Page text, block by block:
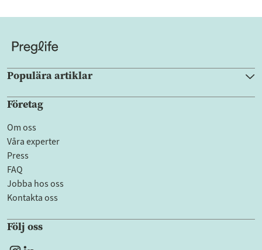
Populära artiklar
Företag
Om oss
Våra experter
Press
FAQ
Jobba hos oss
Kontakta oss
Följ oss